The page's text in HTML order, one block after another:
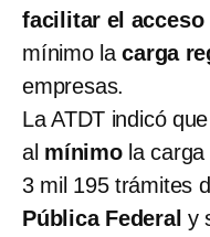
facilitar el acceso
mínimo lacarga
empresas.
La ATDT indicó
al mínimola carga
3 mil 195 trámites
Pública Federaly